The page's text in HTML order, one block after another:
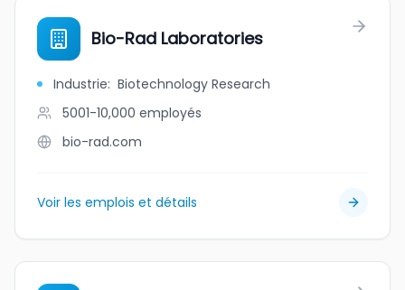
Bio-Rad Laboratories
Industrie: Biotechnology Research
5001-10,000 employés
bio-rad.com
Voir les emplois et détails